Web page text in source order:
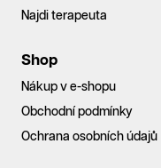
Najdi terapeuta
Shop
Nákup v e-shopu
Obchodní podmínky
Ochrana osobních údajů